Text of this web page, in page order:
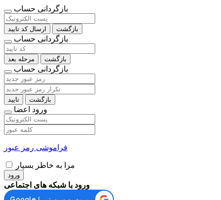
بازگردانی حساب
ارسال کد تایید بازگشت
بازگردانی حساب
مرحله بعد بازگشت
بازگردانی حساب
تایید بازگشت
ورود اعضا
فراموشی رمز عبور
مرا به خاطر بسپار
ورود
ورود با شبکه های اجتماعی